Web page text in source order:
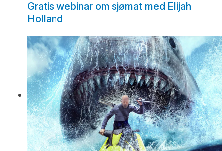
Gratis webinar om sjømat med Elijah
Holland